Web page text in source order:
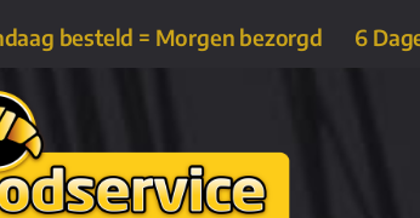
besteld = Morgen bezorgd 6